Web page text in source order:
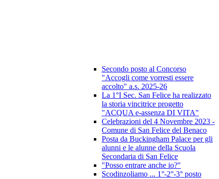
Secondo posto al Concorso
"Accogli come vorresti essere
accolto" a.s. 2025-26
La 1°I Sec. San Felice ha realizzato
la storia vincitrice progetto
"ACQUA e-assenza DI VITA"
Celebrazioni del 4 Novembre 2023 -
Comune di San Felice del Benaco
Posta da Buckingham Palace per gli
alunni e le alunne della Scuola
Secondaria di San Felice
"Posso entrare anche io?"
Scodinzoliamo ... 1°-2°-3° posto